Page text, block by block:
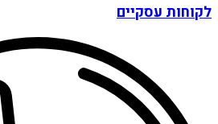
לקוחות עסקיים